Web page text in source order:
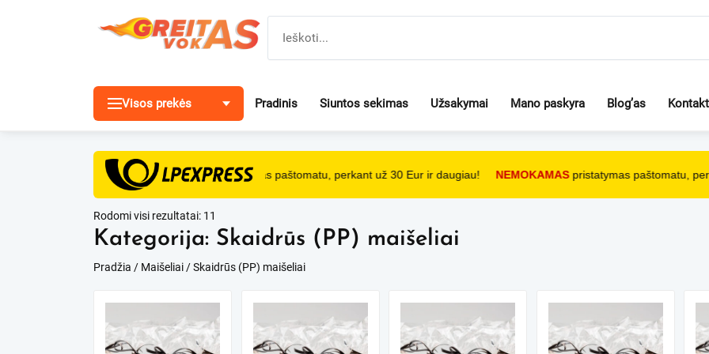
Visos prekės Pradinis Siuntos sekimas Užsakymai Mano paskyra Blog’as
NEMOKAMASpristatymas paštomatu, perkant už 30 Eur ir daugiau! NEMOKAMASpristatymas paštomatu,
Kategorija: Skaidrūs (PP) maišeliai
Pradžia / Maišeliai/ Skaidrūs (PP) maišeliai
Rodomi visi rezultatai: 11